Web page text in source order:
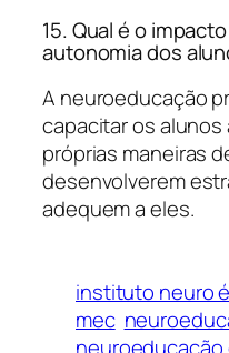
15. Qual é o
autonomia dos
A neuroeducação
capacitar os
próprias maneiras
desenvolverem
adequem a eles.
instituto neuro
mec
neuroeducação